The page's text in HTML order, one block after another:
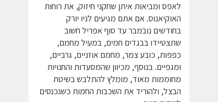
לאפס ומביאות איתן שחקני חיזוק, את רוחות
האוקיאנוס. אם אתם מגיעים לניו יורק
בחודשים נובמבר עד סוף אפריל חשוב
שתצטיידו בבגדים חמים, במעיל מחמם,
כפפות, כובע צמר, מחמם אוזניים, גרביים,
ומגפיים. בנוסף, מכיוון שהמסעדות והחנויות
מחוממות מאוד, מומלץ להתלבש בשיטת
הבצל, ולהוריד את השכבות החמות כשנכנסים